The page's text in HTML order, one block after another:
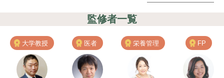
監修者一覧
大学教授 医者 栄養管理 FP